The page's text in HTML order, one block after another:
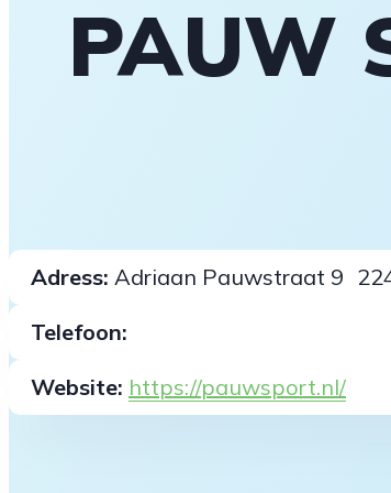
PAUW
Adress: Adriaan Pauwstraat 9
Telefoon:
Website: https://pauwsport.nl/